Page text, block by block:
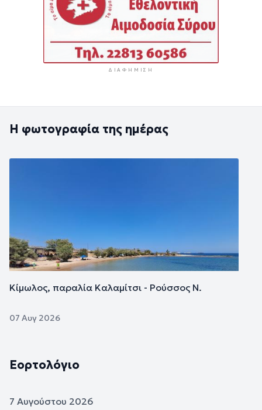
ΔΙΑΦΉΜΙΣΗ
Η φωτογραφία της ημέρας
Κίμωλος, παραλία Καλαμίτσι - Ρούσσος Ν.
07 Αυγ 2026
Εορτολόγιο
7 Αυγούστου 2026